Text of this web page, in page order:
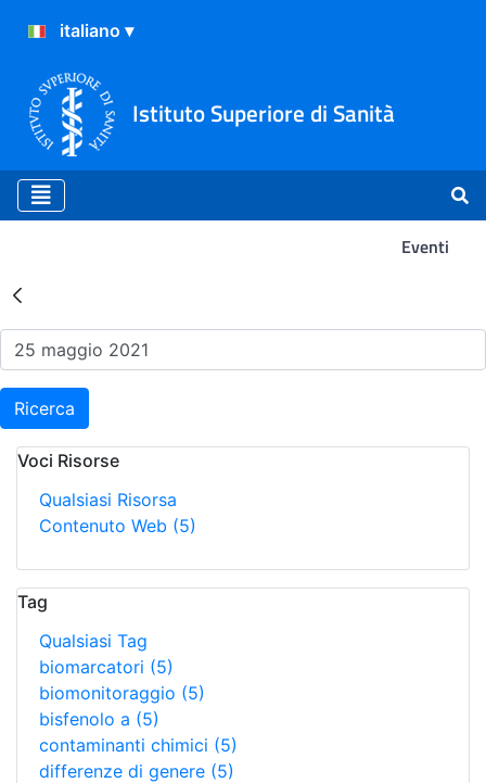
Istituto Superiore di Sanità
Eventi
Risultati della Ricerca -
Ricerca
Voci Risorse
Qualsiasi Risorsa
Contenuto Web (5)
Tag
Qualsiasi Tag
biomarcatori (5)
biomonitoraggio (5)
bisfenolo a (5)
contaminanti chimici (5)
differenze di genere (5)